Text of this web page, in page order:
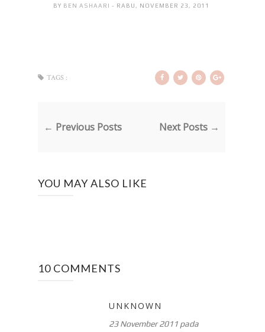
BY BEN ASHAARI- RABU, NOVEMBER 23, 2011
TAGS :
← Previous Posts Next Posts →
YOU MAY ALSO LIKE
10 COMMENTS
UNKNOWN
23 November 2011 pada